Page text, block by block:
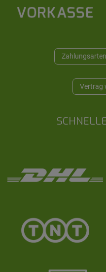
Vertrag